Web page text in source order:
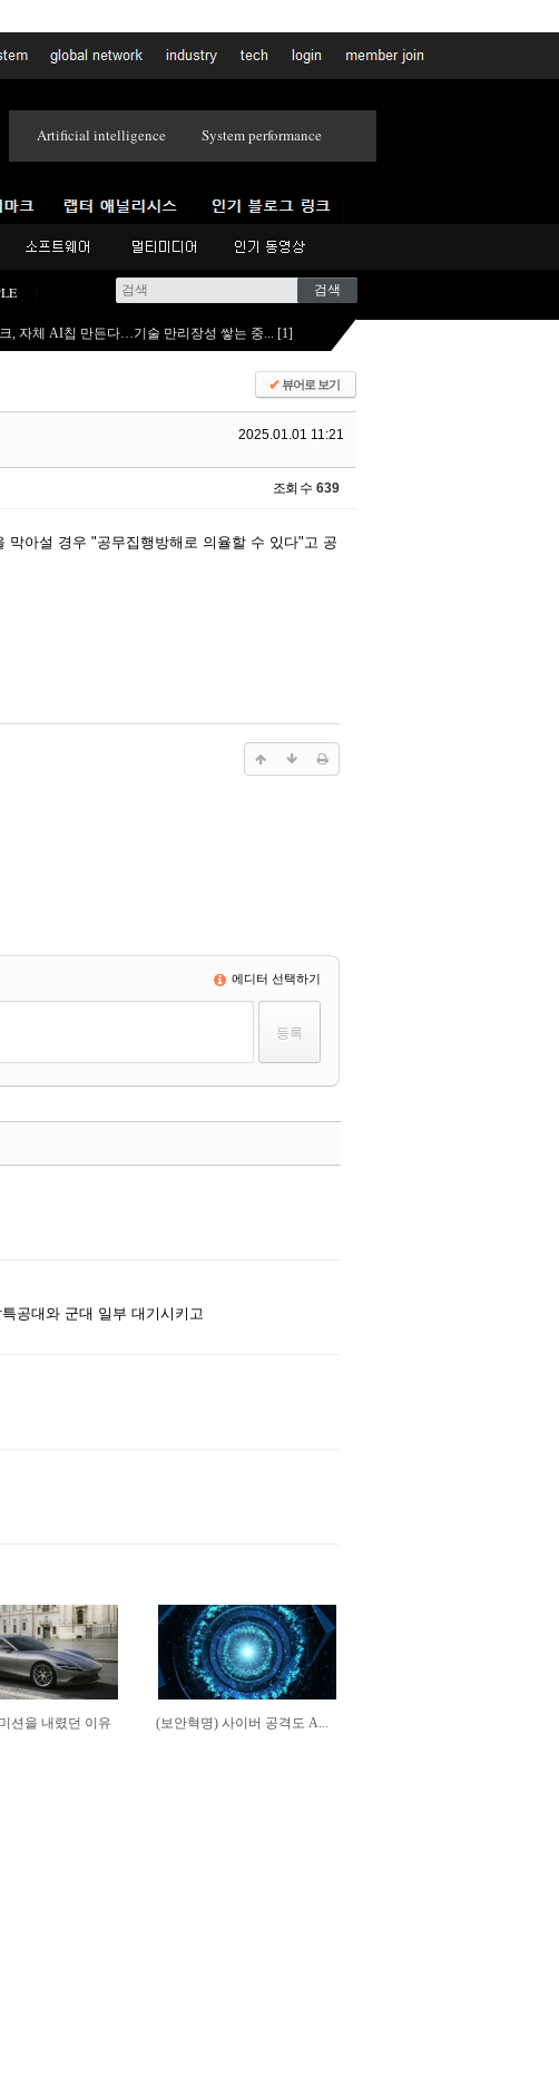
Artificial intelligence System performance
, 자체 AI칩 만든다…기술 만리장성 쌓는 중... [1]
✔뷰어로 보기
2025.01.01 11:21
조회 수 639
막아설 경우 "공무집행방해로 의율할 수 있다"고 공
에디터 선택하기
공대와 군대 일부 대기시키고
션을 내렸던 이유 (보안혁명) 사이버 공격도 A...